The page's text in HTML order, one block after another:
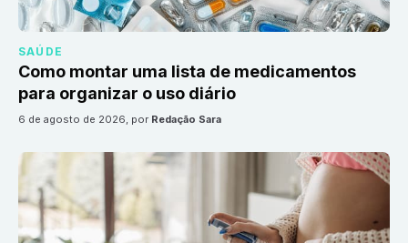
SAÚDE
Como montar uma lista de medicamentos
para organizar o uso diário
6 de agosto de 2026, por Redação Sara